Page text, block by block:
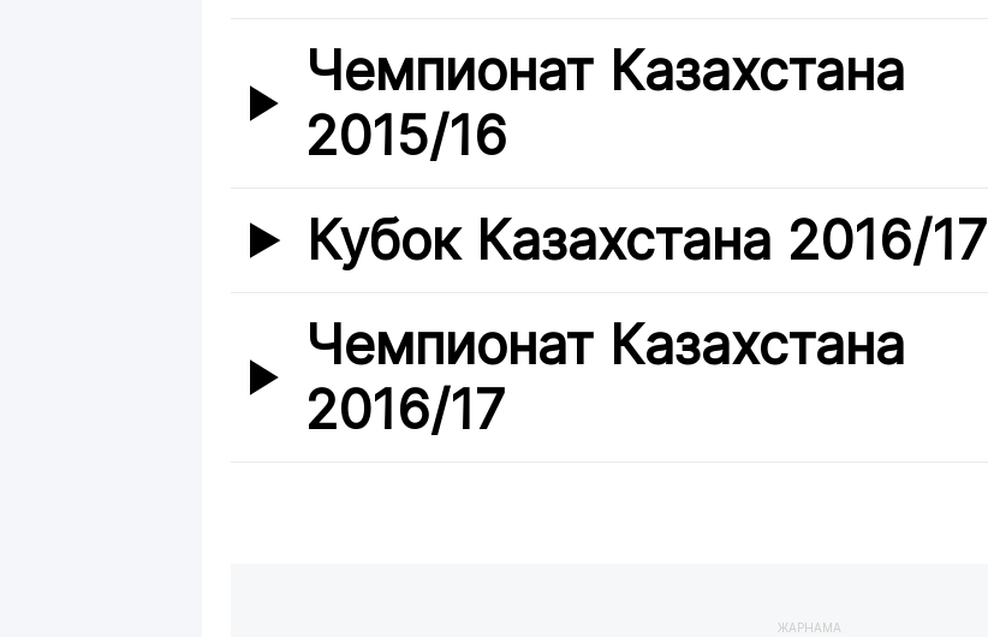
Чемпионат Казахстана
2015/16
Кубок Казахстана 2016/17
Чемпионат Казахстана
2016/17
ЖАРНАМА